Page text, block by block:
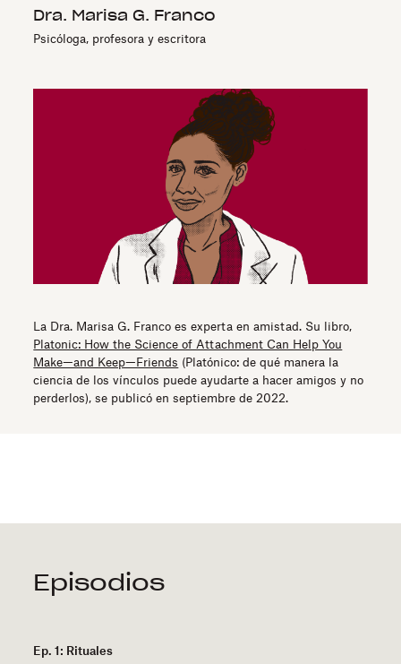
Dra. Marisa G. Franco
Psicóloga, profesora y escritora
La Dra. Marisa G. Franco es experta en amistad. Su libro,
Platonic: How the Science of Attachment Can Help You
Make—and Keep—Friends (Platónico: de qué manera la
ciencia de los vínculos puede ayudarte a hacer amigos y no
perderlos), se publicó en septiembre de 2022.
Episodios
Ep. 1: Rituales